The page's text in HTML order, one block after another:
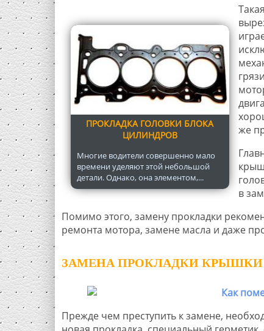
ПРОКЛАДКА ГОЛОВКИ БЛОКА
ЦИЛИНДРОВ
Многие водители совершенно мало
времени уделяют этой небольшой
детали. Однако, она элементом,...
же
в
Помимо этого, замену прокладки
ремонта мотора, замене масла и даже
ЗАМЕНА ПРОКЛАДКИ КРЫШКИ
Прежде чем преступить к замене,